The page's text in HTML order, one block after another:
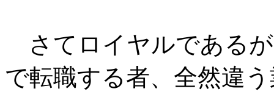
さてロイヤルである
で転職する者、全然違